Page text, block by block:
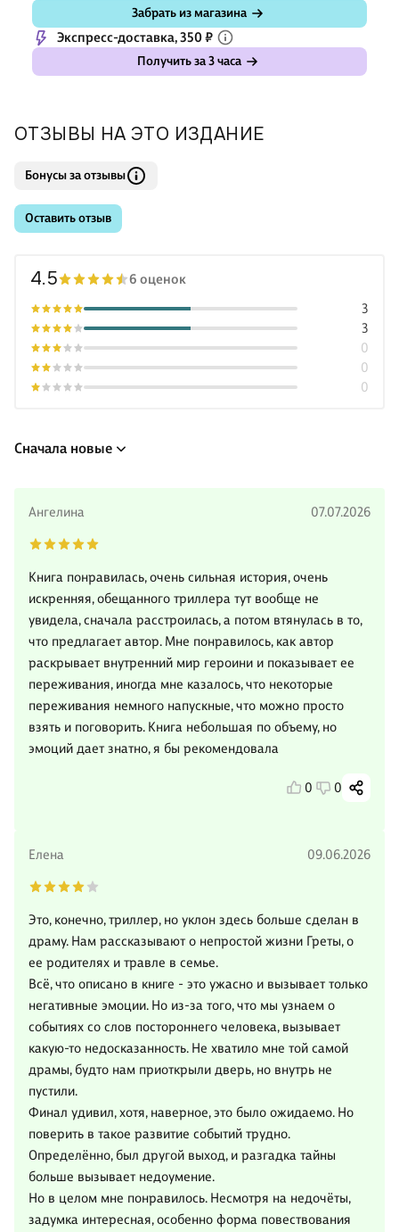
Забрать из магазина
Экспресс-доставка, 350 ₽
Получить за 3 часа
ОТЗЫВЫ НА ЭТО ИЗДАНИЕ
Бонусы за отзывы
Оставить отзыв
4.5 6 оценок
0
0
0
3
3
Сначала новые
Ангелина 07.07.2026
Книга понравилась, очень сильная история, очень
искренняя, обещанного триллера тут вообще не
увидела, сначала расстроилась, а потом втянулась в то,
что предлагает автор. Мне понравилось, как автор
раскрывает внутренний мир героини и показывает ее
переживания, иногда мне казалось, что некоторые
переживания немного напускные, что можно просто
взять и поговорить. Книга небольшая по объему, но
эмоций дает знатно, я бы рекомендовала
0 0
Елена 09.06.2026
Это, конечно, триллер, но уклон здесь больше сделан в
драму. Нам рассказывают о непростой жизни Греты, о
ее родителях и травле в семье.
Всё, что описано в книге - это ужасно и вызывает только
негативные эмоции. Но из-за того, что мы узнаем о
событиях со слов постороннего человека, вызывает
какую-то недосказанность. Не хватило мне той самой
драмы, будто нам приоткрыли дверь, но внутрь не
пустили.
Финал удивил, хотя, наверное, это было ожидаемо. Но
поверить в такое развитие событий трудно.
Определённо, был другой выход, и разгадка тайны
больше вызывает недоумение.
Но в целом мне понравилось. Несмотря на недочёты,
задумка интересная, особенно форма повествования